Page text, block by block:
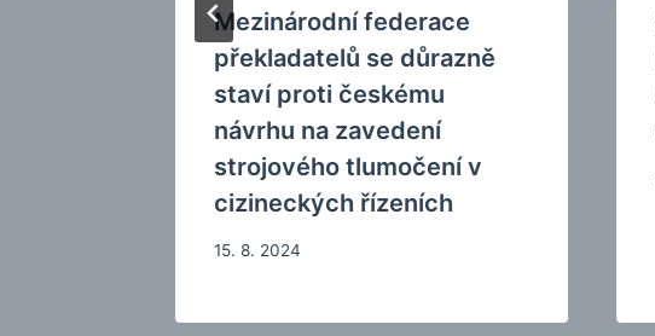
Mezinárodní federace
překladatelů se důrazně
staví proti českému
návrhu na zavedení
strojového tlumočení v
cizineckých řízeních
15. 8. 2024